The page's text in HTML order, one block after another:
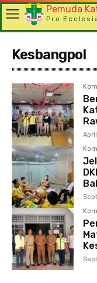
Pemuda
Pro
Kesbangpol